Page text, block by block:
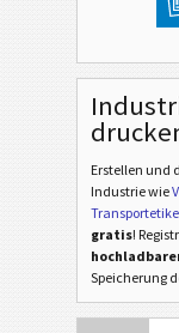
Erstellen und
Industriewie
gratis!
Speicherung